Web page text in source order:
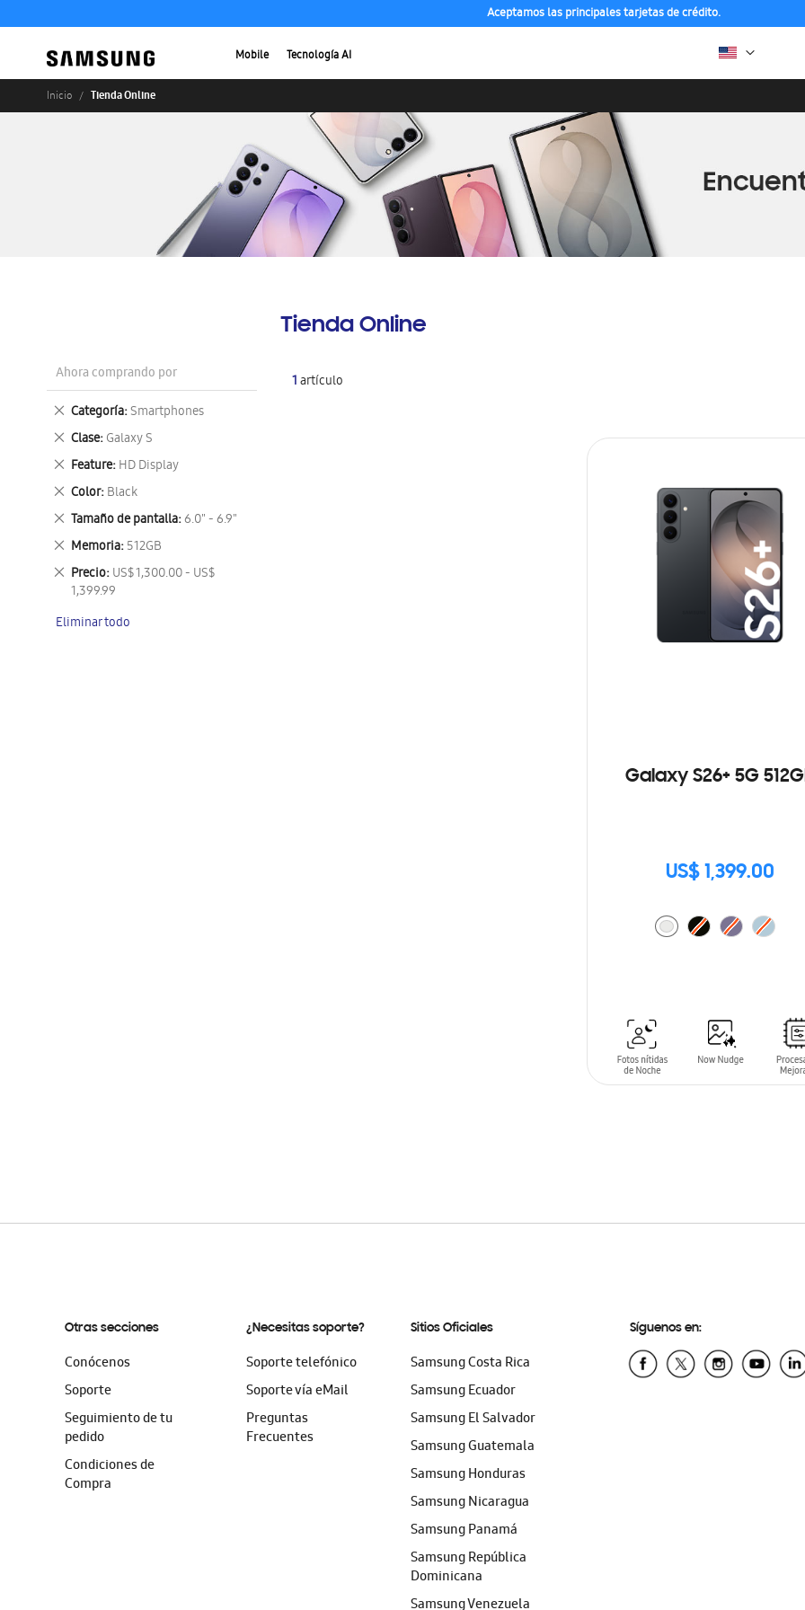
Aceptamos las principales tarjetas de crédito.
Mobile Tecnología AI
Inicio Tienda Online
Tienda Online
1artículo
Galaxy S26+ 5G
US$ 1,399.00
Ahora comprando por
Categoría Smartphones
Eliminar
este
artículo
Clase Galaxy S
Eliminar
este
artículo
Feature HD Display
Eliminar
este
artículo
Color Black
Eliminar
este
artículo
Tamaño de pantalla 6.0" - 6.9"
Eliminar
este
artículo
Memoria 512GB
Eliminar
este
artículo
Precio US$ 1,300.00 - US$
1,399.99
Eliminar
este
Eliminar todo
Otras secciones
Conócenos
Soporte
Seguimiento de tu
pedido
Condiciones de
Compra
¿Necesitas soporte?
Soporte telefónico
Soporte vía eMail
Preguntas
Frecuentes
Sitios Oficiales
Samsung Costa Rica
Samsung Ecuador
Samsung El Salvador
Samsung Guatemala
Samsung Honduras
Samsung Nicaragua
Samsung Panamá
Samsung República
Dominicana
Samsung Venezuela
Síguenos en: